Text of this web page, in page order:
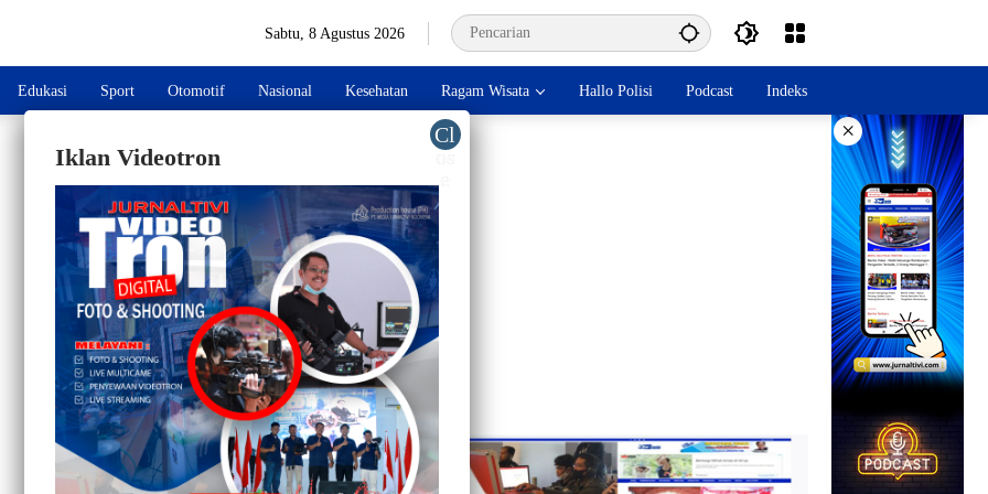
Sabtu, 8 Agustus 2026
Edukasi Sport Otomotif Nasional Kesehatan Ragam Wisata Hallo Polisi Podcast Indeks
×
Iklan Videotron